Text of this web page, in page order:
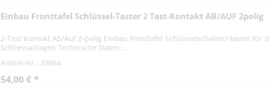
Einbau Fronttafel Schlüssel-Taster 2 Tast-Kontakt AB/AUF 2polig
2-Tast Kontakt Ab/Auf 2-polig Einbau Fronttafel Schlüsselschalter/-taster für
Schliessanlagen Technische Daten:...
Artikel-Nr.: 39864
54,00 € *